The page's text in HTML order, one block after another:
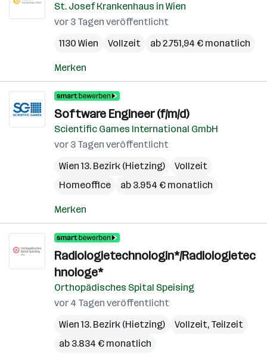
St. Josef Krankenhaus in Wien
vor 3 Tagen veröffentlicht
1130 Wien
Vollzeit ab 2.751,94 € monatlich
Merken
Software Engineer (f/m/d)
Scientific Games International GmbH
vor 3 Tagen veröffentlicht
Wien 13. Bezirk (Hietzing)
Vollzeit
Homeoffice
ab 3.954 € monatlich
Merken
Radiologietechnologin*/Radiologietec
hnologe*
Orthopädisches Spital Speising
vor 4 Tagen veröffentlicht
Wien 13. Bezirk (Hietzing)
Vollzeit, Teilzeit
ab 3.834 € monatlich